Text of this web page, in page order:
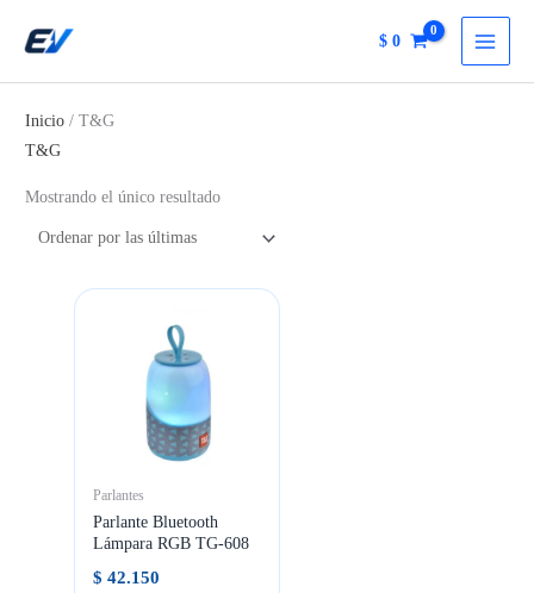
$ 0
Inicio / T&G
T&G
Mostrando el único resultado
Parlantes
Parlante Bluetooth
Lámpara RGB TG-608
$ 42.150